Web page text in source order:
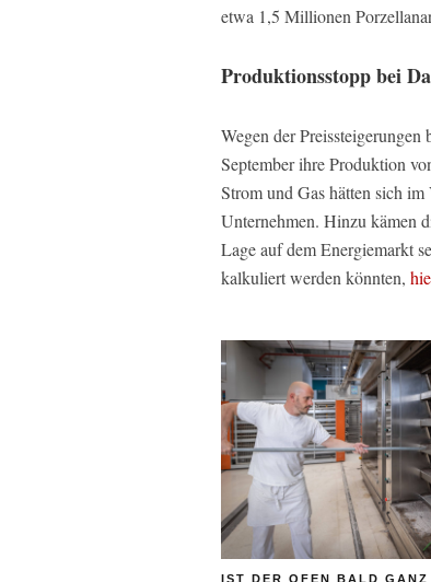
etwa 1,5 Millionen
Produktionsstopp bei
Wegen der
September ihre Produktion
Strom und Gas hätten sich
Unternehmen. Hinzu kämen
Lage auf dem Energiemarkt
kalkuliert werden könnten,
IST DER OFEN BALD GANZ